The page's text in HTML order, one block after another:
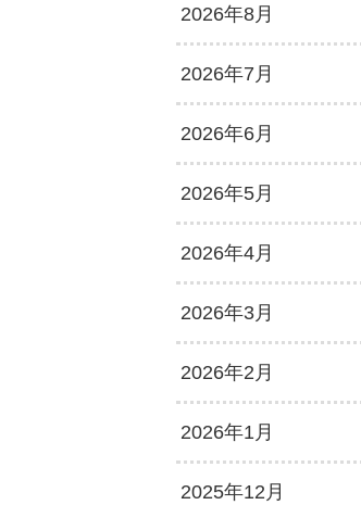
2026年8月
2026年7月
2026年6月
2026年5月
2026年4月
2026年3月
2026年2月
2026年1月
2025年12月